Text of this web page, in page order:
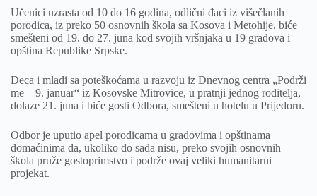
Učenici uzrasta od 10 do 16 godina, odlični đaci iz višečlanih
porodica, iz preko 50 osnovnih škola sa Kosova i Metohije, biće
smešteni od 19. do 27. juna kod svojih vršnjaka u 19 gradova i
opština Republike Srpske.
Deca i mladi sa poteškoćama u razvoju iz Dnevnog centra „Podrži
me – 9. januar“ iz Kosovske Mitrovice, u pratnji jednog roditelja,
dolaze 21. juna i biće gosti Odbora, smešteni u hotelu u Prijedoru.
Odbor je uputio apel porodicama u gradovima i opštinama
domaćinima da, ukoliko do sada nisu, preko svojih osnovnih
škola pruže gostoprimstvo i podrže ovaj veliki humanitarni
projekat.